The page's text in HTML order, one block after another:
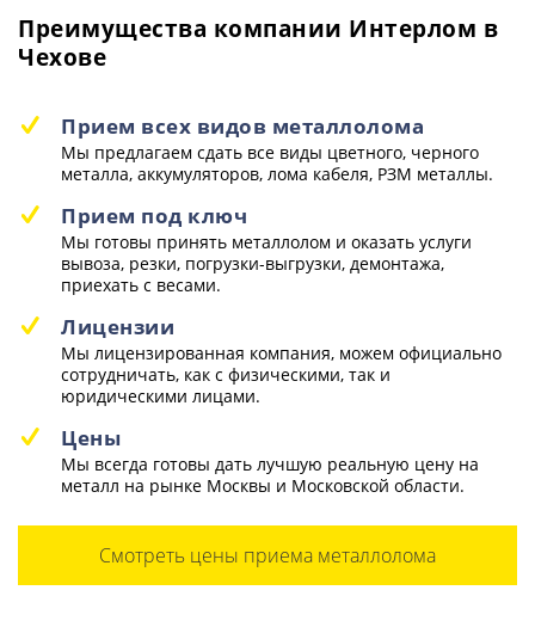
Преимущества компании Интерлом в
Чехове
Прием всех видов металлолома
Мы предлагаем сдать все виды цветного, черного
металла, аккумуляторов, лома кабеля, РЗМ металлы.
Прием под ключ
Мы готовы принять металлолом и оказать услуги
вывоза, резки, погрузки-выгрузки, демонтажа,
приехать с весами.
Лицензии
Мы лицензированная компания, можем официально
сотрудничать, как с физическими, так и
юридическими лицами.
Цены
Мы всегда готовы дать лучшую реальную цену на
металл на рынке Москвы и Московской области.
Смотреть цены приема металлолома